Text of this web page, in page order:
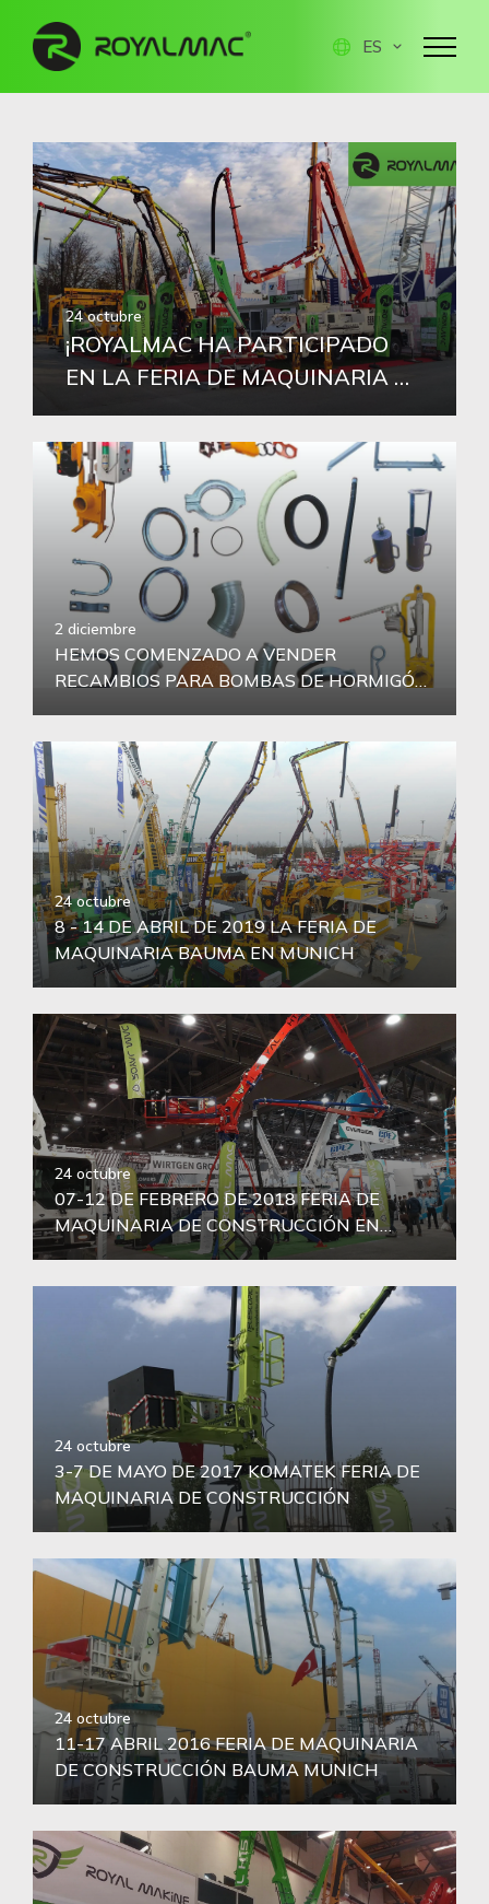
ES
24 octubre
¡ROYALMAC HA PARTICIPADO
EN LA FERIA DE MAQUINARIA DE
OBRAS BAUMA MÚNICH QUE SE
HA CELEBRADO DEL 24 AL 30 DE
OCTUBRE!
2 diciembre
HEMOS COMENZADO A VENDER
RECAMBIOS PARA BOMBAS DE HORMIGÓN
24 octubre
8 - 14 DE ABRIL DE 2019 LA FERIA DE
MAQUINARIA BAUMA EN MUNICH
24 octubre
07-12 DE FEBRERO DE 2018 FERIA DE
MAQUINARIA DE CONSTRUCCIÓN EN
LASVEGAS, AMÉRICA
24 octubre
3-7 DE MAYO DE 2017 KOMATEK FERIA DE
MAQUINARIA DE CONSTRUCCIÓN
24 octubre
11-17 ABRIL 2016 FERIA DE MAQUINARIA
DE CONSTRUCCIÓN BAUMA MUNICH